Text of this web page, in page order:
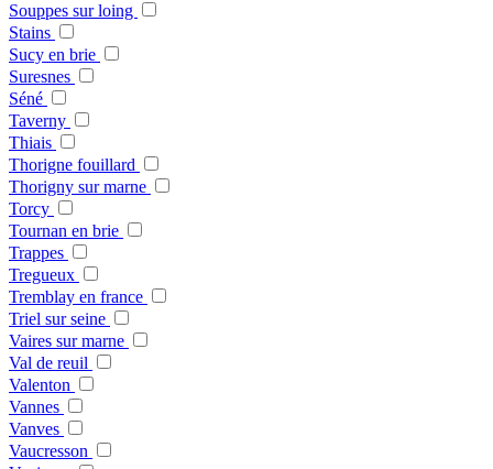
Souppes sur loing
Stains
Sucy en brie
Suresnes
Séné
Taverny
Thiais
Thorigne fouillard
Thorigny sur marne
Torcy
Tournan en brie
Trappes
Tregueux
Tremblay en france
Triel sur seine
Vaires sur marne
Val de reuil
Valenton
Vannes
Vanves
Vaucresson